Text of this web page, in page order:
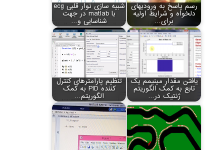
رسم پاسخ به ورودی‏های
دلخواه و شرایط اولیه
برای…
شبیه سازی نوار قلبی ecg
با matlab در جهت
شناسایی و…
یافتن مقدار مینیمم یک
تابع به کمک الگوریتم
ژنتیک در…
تنظیم پارامترهای کنترل
کننده PID به کمک
الگوریتم…